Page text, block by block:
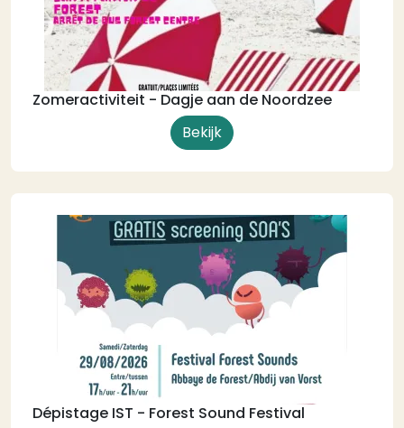
Zomeractiviteit - Dagje aan de Noordzee
Bekijk
Dépistage IST - Forest Sound Festival